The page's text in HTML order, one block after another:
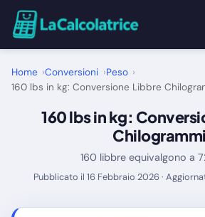
Home
Calcolatrici
Utility
Home Conversioni
Peso
160 lbs in kg: Conversione Libbre
160 lbs in kg:
Chilogrammi
160 libbre equivalgono a
Pubblicato il 16 Febbraio 2026 ·